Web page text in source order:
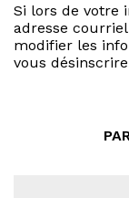
Si lors de votre
adresse
modifier les
vous